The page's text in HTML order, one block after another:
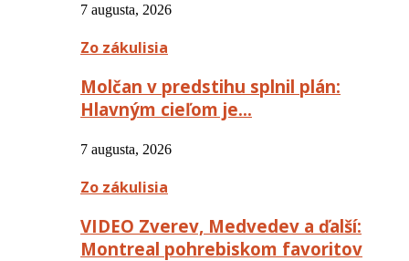
7 augusta, 2026
Zo zákulisia
Molčan v predstihu splnil plán:
Hlavným cieľom je…
7 augusta, 2026
Zo zákulisia
VIDEO Zverev, Medvedev a ďalší:
Montreal pohrebiskom favoritov